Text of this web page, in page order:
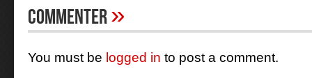
Commenter»
You must be logged in to post a comment.